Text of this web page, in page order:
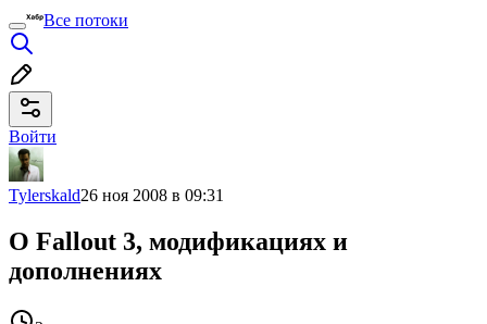
Все потоки
Войти
Tylerskald26 ноя 2008 в 09:31
О Fallout 3, модификациях и
дополнениях